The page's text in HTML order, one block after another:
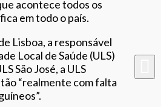
acontece todos os
em todo o país.
Lisboa, a responsável
Local de Saúde (ULS)
São José, a ULS
“realmente com falta